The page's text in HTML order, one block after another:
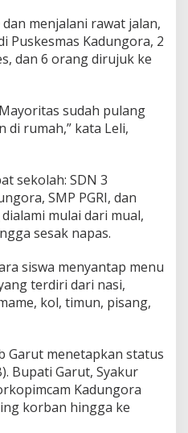
menjalani rawat jalan,
Puskesmas Kadungora, 2
dan 6 orang dirujuk ke
sudah pulang
di rumah,” kata Leli,
sekolah: SDN 3
SMP PGRI, dan
mulai dari mual,
sesak napas.
siswa menyantap menu
terdiri dari nasi,
kol, timun, pisang,
Garut menetapkan status
Bupati Garut, Syakur
Kadungora
korban hingga ke